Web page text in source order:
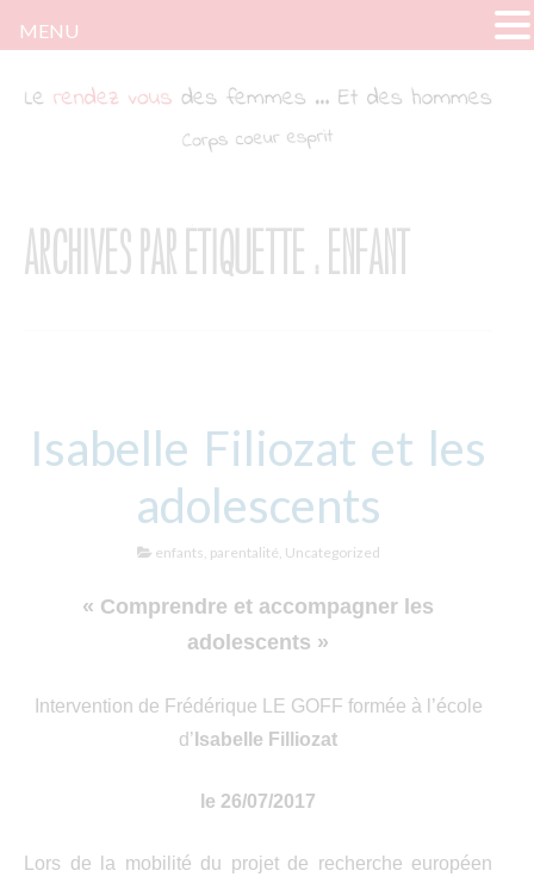
Le rendez-vous des femmes
Tout ce dont parlent les femmes … Sauf de
fringues. (Quoique)
ARCHIVES PAR ÉTIQUETTE : ENFANT
Isabelle Filiozat et les
adolescents
enfants parentalité Uncategorized
« Comprendre et accompagner les
adolescents »
Intervention de Frédérique LE GOFF formée à l’école
d’ Isabelle Filliozat
le 26/07/2017
Lors de la mobilité du projet de recherche européen
MENU